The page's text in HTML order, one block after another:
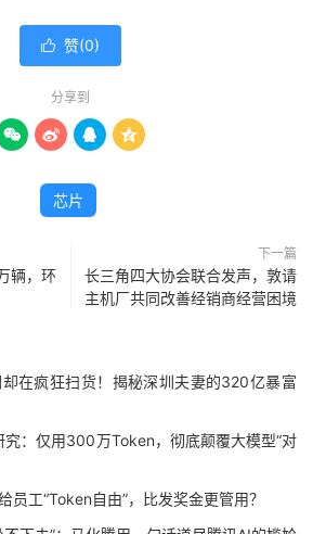
 赞(0)
分享到
   
芯片
辆，环
下一篇
长三角四大协会联合发声，敦请
主机厂共同改善经销商经营困境
在疯狂扫货！揭秘深圳夫妻的320亿暴富
：仅用300万Token，彻底颠覆大模型“对
员工“Token自由”，比发奖金更管用？